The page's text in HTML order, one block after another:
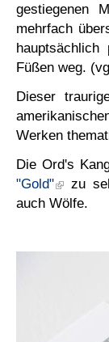
gestiegenen
mehrfach
Füßen weg.
Dieser
Werken
Die Ord's
"Gold"
zu
auch Wölfe.